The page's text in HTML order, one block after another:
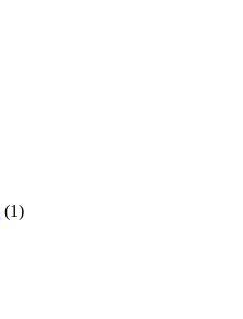
(1)